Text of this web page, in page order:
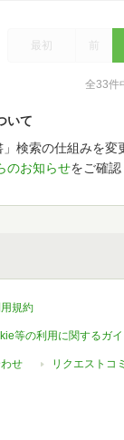
最初 前
全33件
いて
検索の仕組みを
のお知らせをご確認
規約
等の利用に関するガ
せ リクエストコ